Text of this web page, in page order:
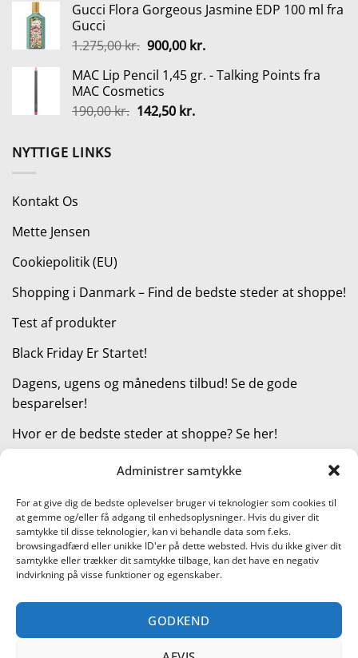
Administrer samtykke
For at give dig de bedste oplevelser bruger vi teknologier som cookies til
at gemme og/eller få adgang til enhedsoplysninger. Hvis du giver dit
samtykke til disse teknologier, kan vi behandle data som f.eks.
browsingadfærd eller unikke ID'er på dette websted. Hvis du ikke giver dit
samtykke eller trækker dit samtykke tilbage, kan det have en negativ
indvirkning på visse funktioner og egenskaber.
GODKEND
pris
3.169,00 kr..
pris
Gucci Flora Gorgeous Jasmine EDP 100 ml fra
Gucci
1.275,00kr. Den
pris
var:
1.275,00 kr..
900,00 kr.Den
pris
MAC Lip Pencil 1,45 gr. - Talking Points fra
MAC Cosmetics
190,00kr. Den
142,50 kr.Den
NYTTIGE LINKS
Kontakt Os
Mette Jensen
Cookiepolitik (EU)
Shopping i Danmark – Find de bedste steder at shoppe!
Test af produkter
Black Friday Er Startet!
Dagens, ugens og månedens tilbud! Se de gode
besparelser!
Hvor er de bedste steder at shoppe? Se her!
Kategorier
Læs vores guide til online shopping
PayPal Stripe
On